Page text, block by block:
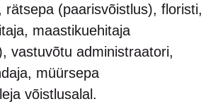
rätsepa (paarisvõistlus), floristi,
maastikuehitaja
vastuvõtu administraatori,
müürsepa
võistlusalal.